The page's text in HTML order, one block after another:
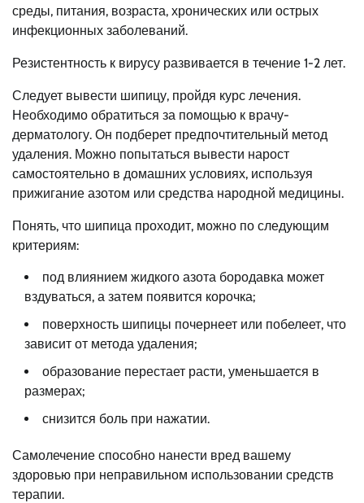
среды, питания, возраста, хронических или острых
инфекционных заболеваний.
Резистентность к вирусу развивается в течение 1-2 лет.
Следует вывести шипицу, пройдя курс лечения.
Необходимо обратиться за помощью к врачу-
дерматологу. Он подберет предпочтительный метод
удаления. Можно попытаться вывести нарост
самостоятельно в домашних условиях, используя
прижигание азотом или средства народной медицины.
Понять, что шипица проходит, можно по следующим
критериям:
под влиянием жидкого азота бородавка может
вздуваться, а затем появится корочка;
поверхность шипицы почернеет или побелеет, что
зависит от метода удаления;
образование перестает расти, уменьшается в
размерах;
снизится боль при нажатии.
Самолечение способно нанести вред вашему
здоровью при неправильном использовании средств
терапии.